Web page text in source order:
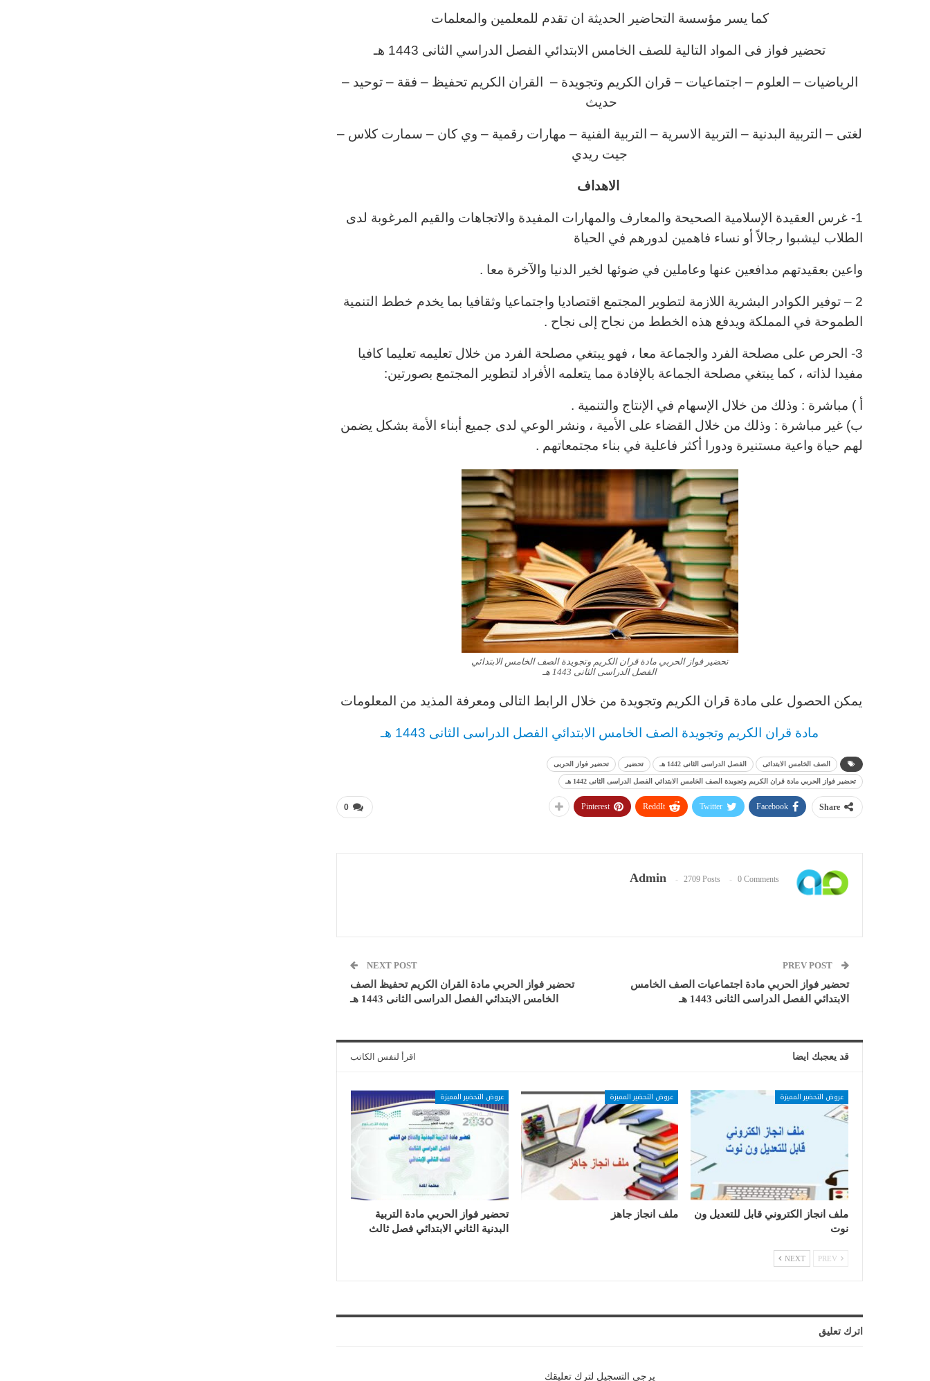
كما يسر مؤسسة التحاضير الحديثة ان تقدم للمعلمين والمعلمات
تحضير فواز فى المواد التالية للصف الخامس الابتدائي الفصل الدراسي الثانى 1443 هـ
الرياضيات – العلوم – اجتماعيات – قران الكريم وتجويدة – القران الكريم تحفيظ – فقة – توحيد –
حديث
لغتى – التربية البدنية – التربية الاسرية – التربية الفنية – مهارات رقمية – وي كان – سمارت كلاس –
جيت ريدي
الاهداف
1- غرس العقيدة الإسلامية الصحيحة والمعارف والمهارات المفيدة والاتجاهات والقيم المرغوبة لدى
الطلاب ليشبوا رجالاً أو نساء فاهمين لدورهم في الحياة
واعين بعقيدتهم مدافعين عنها وعاملين في ضوئها لخير الدنيا والآخرة معا .
2 – توفير الكوادر البشرية اللازمة لتطوير المجتمع اقتصاديا واجتماعيا وثقافيا بما يخدم خطط التنمية
الطموحة في المملكة ويدفع هذه الخطط من نجاح إلى نجاح .
3- الحرص على مصلحة الفرد والجماعة معا ، فهو يبتغي مصلحة الفرد من خلال تعليمه تعليما كافيا
مفيدا لذاته ، كما يبتغي مصلحة الجماعة بالإفادة مما يتعلمه الأفراد لتطوير المجتمع بصورتين:
أ ) مباشرة : وذلك من خلال الإسهام في الإنتاج والتنمية .
ب) غير مباشرة : وذلك من خلال القضاء على الأمية ، ونشر الوعي لدى جميع أبناء الأمة بشكل يضمن
لهم حياة واعية مستنيرة ودورا أكثر فاعلية في بناء مجتمعاتهم .
تحضير فواز الحربي مادة قران الكريم وتجويدة الصف الخامس الابتدائي
الفصل الدراسى الثانى 1443 هـ
يمكن الحصول على مادة قران الكريم وتجويدة من خلال الرابط التالى ومعرفة المذيد من المعلومات
مادة قران الكريم وتجويدة الصف الخامس الابتدائي الفصل الدراسى الثانى 1443 هـ
الصف الخامس الابتدائى الفصل الدراسى الثانى 1442 هـ تحضير تحضير فواز الحربى
تحضير فواز الحربي مادة قران الكريم وتجويدة الصف الخامس الابتدائي الفصل الدراسى الثانى 1442 هـ
0 Share
Facebook
Twitter
ReddIt
Pinterest
Admin 2709 Posts 0 Comments
تحضير فواز الحربي مادة اجتماعيات الصف الخامس
الابتدائي الفصل الدراسى الثانى 1443 هـ
NEXT POST
تحضير فواز الحربي مادة القران الكريم تحفيظ الصف
الخامس الابتدائي الفصل الدراسى الثانى 1443 هـ
قد يعجبك ايضا اقرأ لنفس الكاتب
عروض التحضير المميزة
ملف انجاز الكتروني قابل للتعديل ون
نوت
عروض التحضير المميزة
ملف انجاز جاهز
عروض التحضير المميزة
تحضير فواز الحربي مادة التربية
البدنية الثاني الابتدائي فصل ثالث
NEXT
اترك تعليق
يرجي التسجيل لترك تعليقك